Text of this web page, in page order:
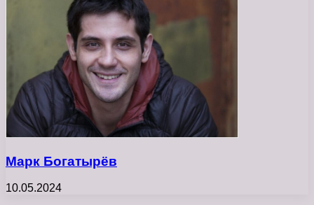
Марк Богатырёв
10.05.2024